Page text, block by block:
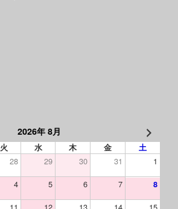
2026年 8月
火 水 木 金 土
28 29 30 31
1
4 5 6 7 8